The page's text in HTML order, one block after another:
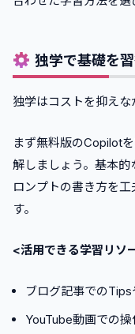
独学で基礎を
独学はコストを抑えな
まず無料版のCopilot
解しましょう。基本
ロンプトの書き方を
す。
<活用できる学習リソ
ブログ記事での
YouTube動画での